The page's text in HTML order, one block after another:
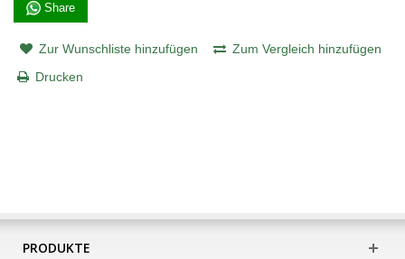
Share
Zur Wunschliste hinzufügen
Zum Vergleich hinzufügen
Drucken
PRODUKTE